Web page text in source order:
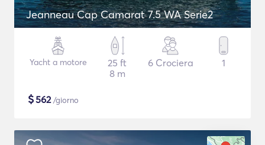
Jeanneau Cap Camarat 7.5 WA Serie2
Yacht a motore
25 ft
8 m
6 Crociera 1
$562/giorno